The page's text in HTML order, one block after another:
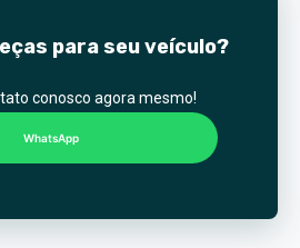
para seu veículo?
conosco agora mesmo!
WhatsApp